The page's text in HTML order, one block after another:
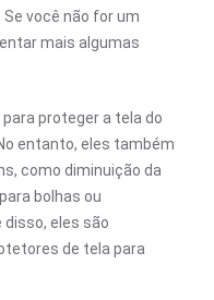
você não for um
mais algumas
proteger a tela do
entanto, eles também
como diminuição da
bolhas ou
eles são
de tela para